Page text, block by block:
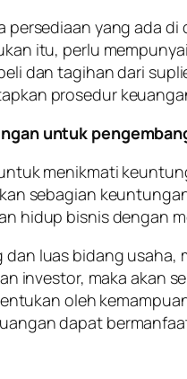
persediaan yang ada
itu, perlu
dan tagihan dari
prosedur
untuk
menikmati
sebagian
hidup bisnis dengan
dan luas bidang
investor, maka akan
oleh
dapat